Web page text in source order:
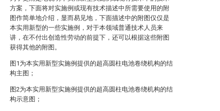
方案，下面将对实施例或现有技术描述中所需要使用的附
图作简单地介绍，显而易见地，下面描述中的附图仅仅是
本实用新型的一些实施例，对于本领域普通技术人员来
讲，在不付出创造性劳动的前提下，还可以根据这些附图
获得其他的附图。
图1为本实用新型实施例提供的超高圆柱电池卷绕机构的结
构主图；
图2为本实用新型实施例提供的超高圆柱电池卷绕机构的结
构示意图；